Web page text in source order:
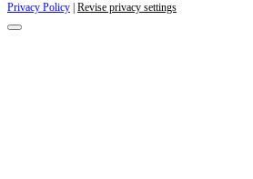
Privacy Policy Revise privacy settings